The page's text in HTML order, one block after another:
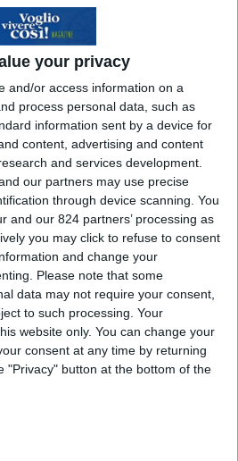
your privacy
and/or access information on a
process personal data, such as
information sent by a device for
content, advertising and content
and services development.
our partners may use precise
through device scanning. You
and our 824 partners’ processing as
you may click to refuse to consent
and change your
Please note that some
data may not require your consent,
to such processing. Your
website only. You can change your
consent at any time by returning
"Privacy" button at the bottom of the
ogni secondo, triliardi
che siamo, ovvero siamo
in costante cambiamento.
stato dell’essere bensì un
costantemente alla ricerca
lo raggiungiamo un
già perso.
così, perchè non si tratta di
bensì di una direzione
Perchè l’equilibrio è in
non è permanente?